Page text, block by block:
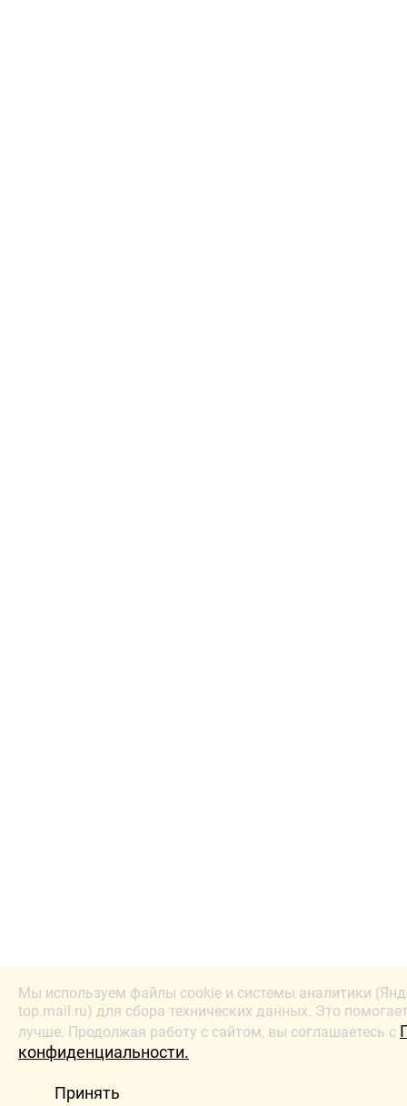
Мы используем файлы cookie и системы аналитики
top.mail.ru) для сбора технических данных. Это
лучше. Продолжая работу с сайтом, вы соглашаетесь с
конфиденциальности.
Принять